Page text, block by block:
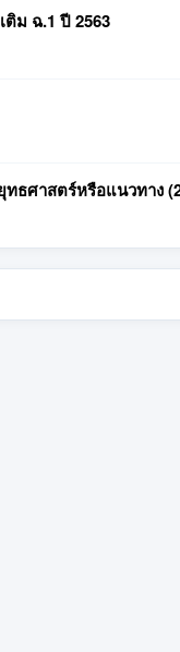
ม ฉ.1 ปี 2563
ธศาสตร์หรือแนวทาง